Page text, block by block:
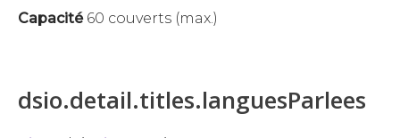
Capacité 60 couverts (max.)
dsio.detail.titles.languesParlees